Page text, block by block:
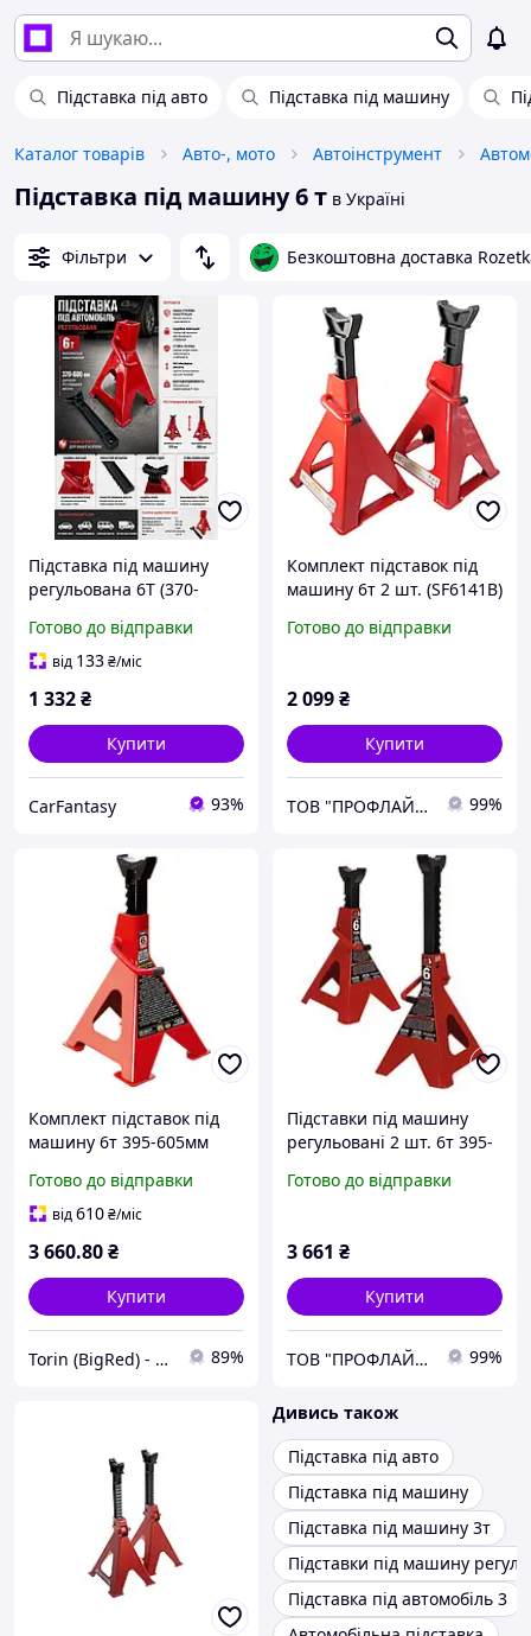
Підставка під авто Підставка під машину
Каталог товарів Авто-, мото Автоінструмент
Підставка під машину 6 т в Україні
Фільтри Безкоштовна доставка
Підставка під машину
регульована 6Т (370-
Готово до відправки
від 133₴/міс
1 332₴
Купити
CarFantasy 93%
Комплект підставок під
машину 6т 2 шт. (SF6141B)
Готово до відправки
2 099₴
Купити
ТОВ "ПРОФЛАЙН 2000" 99%
Комплект підставок під
машину 6т 395-605мм
Готово до відправки
від610₴/міс
3 660.80₴
Купити
Torin (BigRed) - гаражне обладнання 89%
Підставки під машину
регульовані 2 шт. 6т 395-
Готово до відправки
3 661 ₴
Купити
ТОВ "ПРОФЛАЙН 2000" 99%
Дивись також
Підставка під авто
Підставка під машину
Підставка під машину 3т
Підставки під машину
Підставка під автомобіль 3